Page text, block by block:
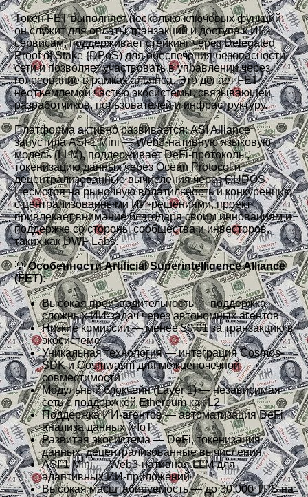
Токен FET выполняет несколько ключевых функций:
он служит для оплаты транзакций и доступа к ИИ-
сервисам, поддерживает стейкинг через Delegated
Proof of Stake (DPoS) для обеспечения безопасности
сети и позволяет участвовать в управлении через
голосование в рамках альянса. Это делает FET
неотъемлемой частью экосистемы, связывающей
разработчиков, пользователей и инфраструктуру.
Платформа активно развивается: ASI Alliance
запустила ASI-1 Mini — Web3-нативную языковую
модель (LLM), поддерживает DeFi-протоколы,
токенизацию данных через Ocean Protocol и
децентрализованные вычисления через CUDOS.
Несмотря на рыночную волатильность и конкуренцию
с централизованными ИИ-решениями, проект
привлекает внимание благодаря своим инновациям и
поддержке со стороны сообщества и инвесторов,
таких как DWF Labs.
💡Особенности Artificial Superintelligence Alliance
(FET):
Высокая производительность — поддержка
сложных ИИ-задач через автономных агентов
Низкие комиссии — менее $0.01 за транзакцию в
экосистеме
Уникальная технология — интеграция Cosmos-
SDK и Cosmwasm для межцепочечной
совместимости
Модульный блокчейн (Layer 1) — независимая
сеть с поддержкой Ethereum как L2
Поддержка ИИ-агентов — автоматизация DeFi,
анализа данных и IoT
Развитая экосистема — DeFi, токенизация
данных, децентрализованные вычисления
ASI-1 Mini — Web3-нативная LLM для
адаптивных ИИ-приложений
Высокая масштабируемость — до 30,000 TPS на